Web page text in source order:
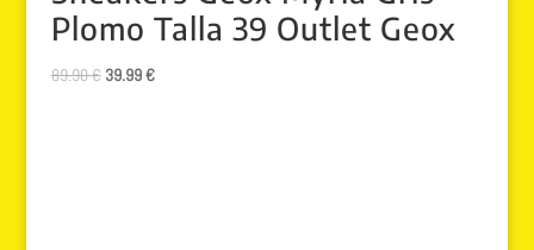
Plomo Talla 39 Outlet Geox
89.90€ El
39.99€El